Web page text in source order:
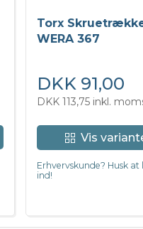
Torx
WERA 367
DKK 91,00
DKK 113,75 inkl.
Vis
Erhvervskunde? Husk at
ind!